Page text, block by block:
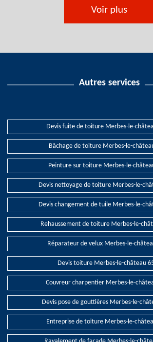
Voir plus
Autres services
Devis fuite de toiture Merbes-le-
Bâchage de toiture Merbes-le-
Peinture sur toiture Merbes-le-
Devis nettoyage de toiture Merbes-le-
Devis changement de tuile Merbes-le-
Rehaussement de toiture Merbes-le-
Réparateur de velux Merbes-le-
Devis toiture Merbes-le-château
Couvreur charpentier Merbes-le-
Devis pose de gouttières Merbes-le-
Entreprise de toiture Merbes-le-